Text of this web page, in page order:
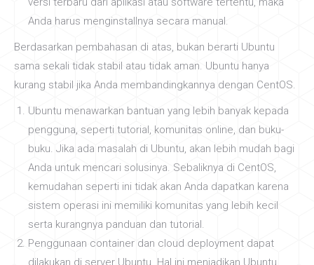
Anda harus menginstallnya secara manual.
Berdasarkan pembahasan di atas, bukan berarti Ubuntu
sama sekali tidak stabil atau tidak aman. Ubuntu hanya
kurang stabil jika Anda membandingkannya dengan CentOS.
Ubuntu menawarkan bantuan yang lebih banyak kepada
pengguna, seperti tutorial, komunitas online, dan buku-
buku. Jika ada masalah di Ubuntu, akan lebih mudah bagi
Anda untuk mencari solusinya. Sebaliknya di CentOS,
kemudahan seperti ini tidak akan Anda dapatkan karena
sistem operasi ini memiliki komunitas yang lebih kecil
serta kurangnya panduan dan tutorial.
Penggunaan container dan cloud deployment dapat
dilakukan di server Ubuntu. Hal ini menjadikan Ubuntu